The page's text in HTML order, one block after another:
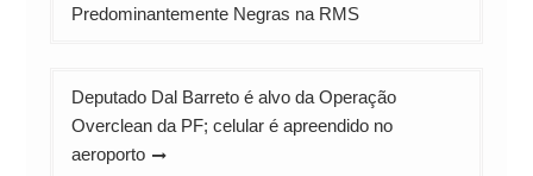
Post
Predominantemente Negras na RMS
Deputado Dal Barreto é alvo da Operação
Overclean da PF; celular é apreendido no
aeroporto